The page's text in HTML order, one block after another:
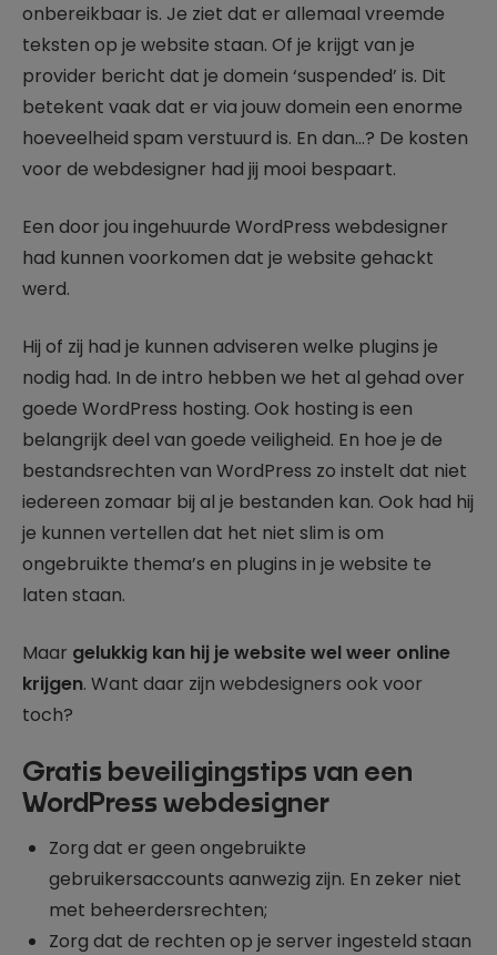
onbereikbaar is. Je ziet dat er allemaal vreemde
teksten op je website staan. Of je krijgt van je
provider bericht dat je domein ‘suspended’ is. Dit
betekent vaak dat er via jouw domein een enorme
hoeveelheid spam verstuurd is. En dan…? De kosten
voor de webdesigner had jij mooi bespaart.
Een door jou ingehuurde WordPress webdesigner
had kunnen voorkomen dat je website gehackt
werd.
Hij of zij had je kunnen adviseren welke plugins je
nodig had. In de intro hebben we het al gehad over
goede WordPress hosting. Ook hosting is een
belangrijk deel van goede veiligheid. En hoe je de
bestandsrechten van WordPress zo instelt dat niet
iedereen zomaar bij al je bestanden kan. Ook had hij
je kunnen vertellen dat het niet slim is om
ongebruikte thema’s en plugins in je website te
laten staan.
Maar gelukkig kan hij je website wel weer online
krijgen. Want daar zijn webdesigners ook voor
toch?
Gratis beveiligingstips van een
WordPress webdesigner
Zorg dat er geen ongebruikte
gebruikersaccounts aanwezig zijn. En zeker niet
met beheerdersrechten;
Zorg dat de rechten op je server ingesteld staan